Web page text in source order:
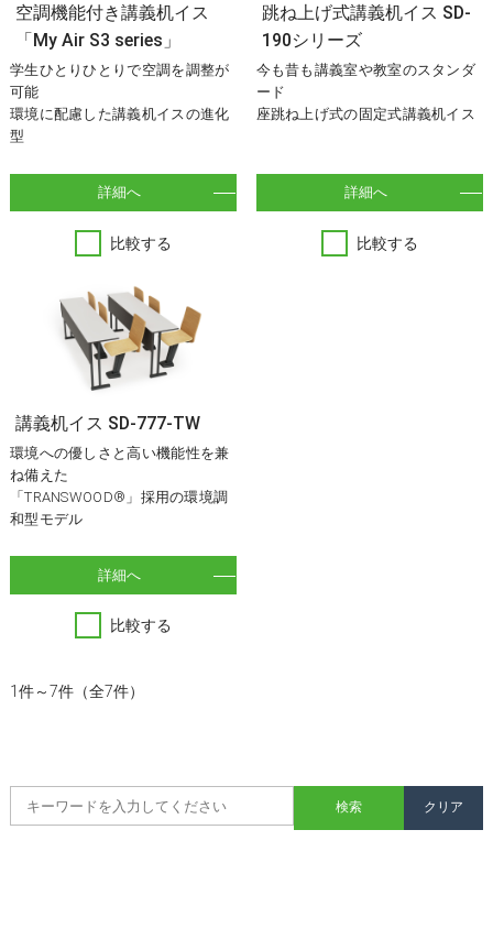
空調機能付き講義机イス
「My Air S3 series」
学生ひとりひとりで空調を調整が
可能
環境に配慮した講義机イスの進化
型
詳細へ
比較する
跳ね上げ式講義机イス SD-
190シリーズ
今も昔も講義室や教室のスタンダ
ード
座跳ね上げ式の固定式講義机イス
詳細へ
比較する
講義机イス SD-777-TW
環境への優しさと高い機能性を兼
ね備えた
「TRANSWOOD®」採用の環境調
和型モデル
詳細へ
比較する
1件～7件（全7件）